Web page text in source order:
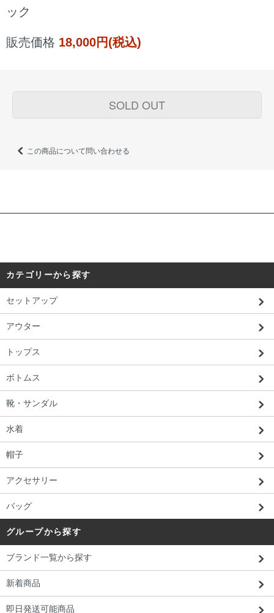
ック
販売価格 18,000円(税込)
SOLD OUT
この商品について問い合わせる
カテゴリーから探す
セットアップ
アウター
トップス
ボトムス
靴・サンダル
水着
帽子
アクセサリー
バッグ
グループから探す
ブランド一覧から探す
新着商品
即日発送可能商品